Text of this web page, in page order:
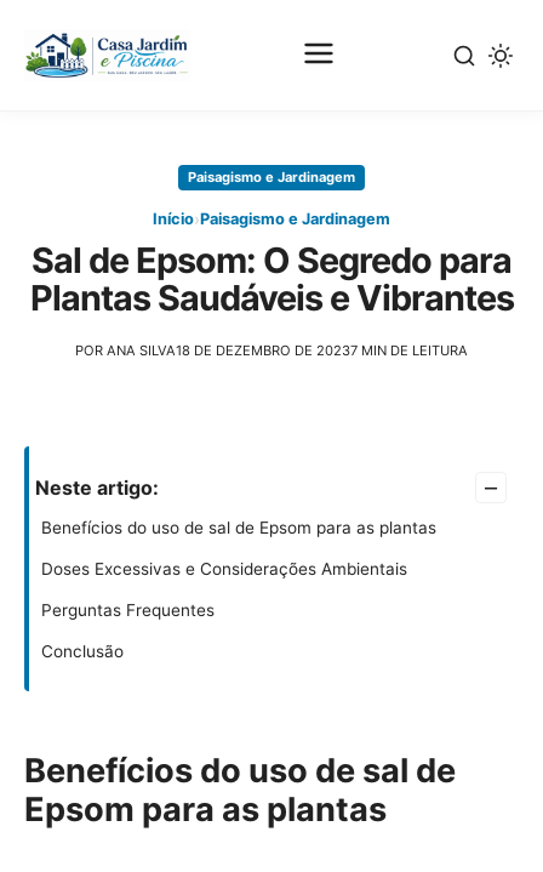
principal
Paisagismo e Jardinagem
Início›Paisagismo e Jardinagem
Sal de Epsom: O Segredo para
Plantas Saudáveis e Vibrantes
POR ANA SILVA18 DE DEZEMBRO DE 20237 MIN DE LEITURA
Neste artigo: –
Benefícios do uso de sal de Epsom para as plantas
Doses Excessivas e Considerações Ambientais
Perguntas Frequentes
Conclusão
Benefícios do uso de sal de
Epsom para as plantas